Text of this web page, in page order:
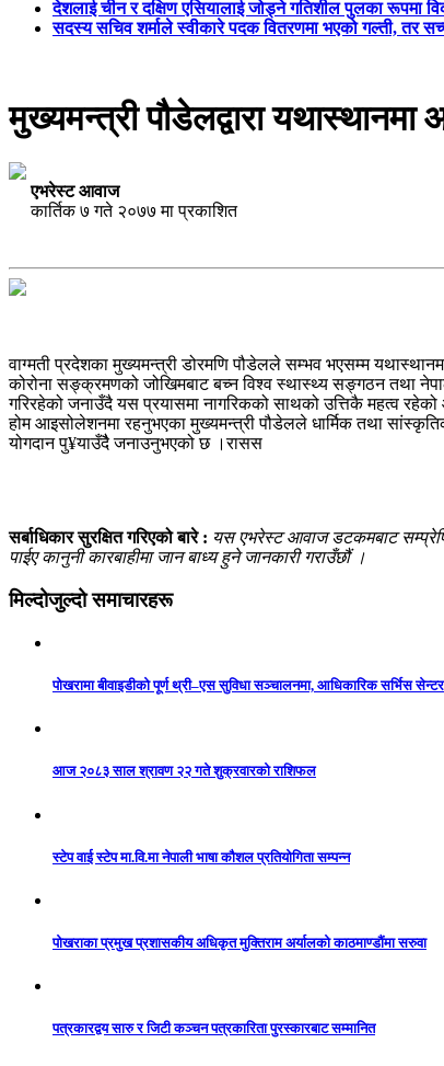
देशलाई चीन र दक्षिण एसियालाई जोड्ने गतिशील पुलका रूपमा
सदस्य सचिव शर्माले स्वीकारे पदक वितरणमा भएको गल्ती, तर
मुख्यमन्त्री पौडेलद्वारा
एभरेस्ट आवाज
कार्तिक ७ गते २०७७ मा प्रकाशित
वाग्मती प्रदेशका मुख्यमन्त्री डोरमणि पौडेलले सम्भव भएसम्म
कोरोना सङ्क्रमणको जोखिमबाट बच्न विश्व स्थास्थ्य सङ्गठन तथा
गरिरहेको जनाउँदै यस प्रयासमा नागरिकको साथको उत्तिकै महत्व
होम आइसोलेशनमा रहनुभएका मुख्यमन्त्री पौडेलले धार्मिक तथा
योगदान पु¥याउँदैै जनाउनुभएको छ ।रासस
सर्बाधिकार सुरक्षित गरिएको बारे : यस एभरेस्ट आवाज डटकमबाट
पाईए कानुनी कारबाहीमा जान बाध्य हुने जानकारी गराउँछौं ।
मिल्दोजुल्दो समाचारहरू
पोखरामा बीवाइडीको पूर्ण थ्री–एस सुविधा सञ्चालनमा, आधिकारिक सर्भिस
आज २०८३ साल श्रावण २२ गते शुक्रवारको राशिफल
स्टेप वाई स्टेप मा.वि.मा नेपाली भाषा कौशल प्रतियोगिता सम्पन्न
पोखराका प्रमुख प्रशासकीय अधिकृत मुक्तिराम अर्यालको काठमाण्डौंमा सरुवा
पत्रकारद्वय सारु र जिटी कञ्चन पत्रकारिता पुरस्कारबाट सम्मानित